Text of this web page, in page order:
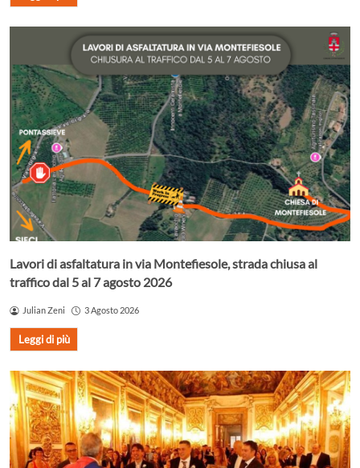
Lavori di asfaltatura in via Montefiesole, strada chiusa al
traffico dal 5 al 7 agosto 2026
Julian Zeni 3 Agosto 2026
Leggi di più